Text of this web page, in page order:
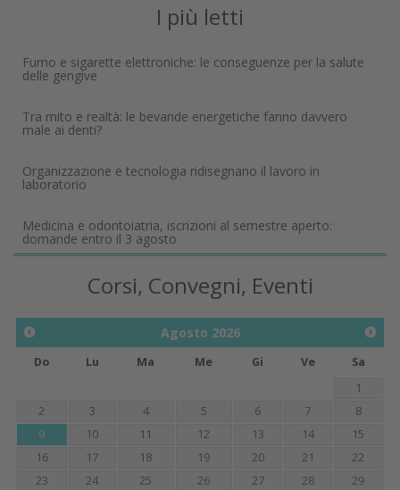
I più letti
Fumo e sigarette elettroniche: le conseguenze per la salute
delle gengive
Tra mito e realtà: le bevande energetiche fanno davvero
male ai denti?
Organizzazione e tecnologia ridisegnano il lavoro in
laboratorio
Medicina e odontoiatria, iscrizioni al semestre aperto:
domande entro il 3 agosto
Corsi, Convegni, Eventi
Agosto 2026
Do Lu Ma Me Gi Ve
Sa
1
2
3 4 5 6 7
8
9
10 11 12 13 14
15
16
17 18 19 20 21
22
23
24 25 26 27 28
29